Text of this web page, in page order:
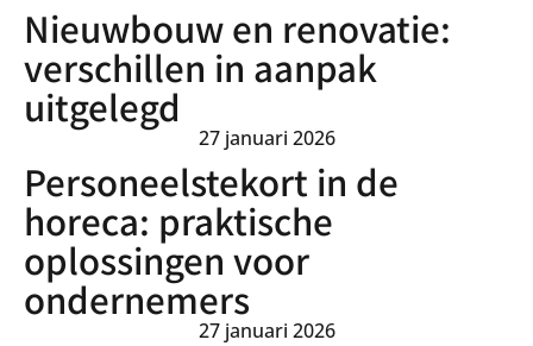
Nieuwbouw en renovatie:
verschillen in aanpak
uitgelegd
27 januari 2026
Personeelstekort in de
horeca: praktische
oplossingen voor
ondernemers
27 januari 2026